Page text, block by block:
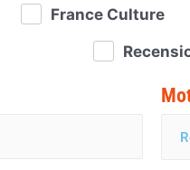
France Culture